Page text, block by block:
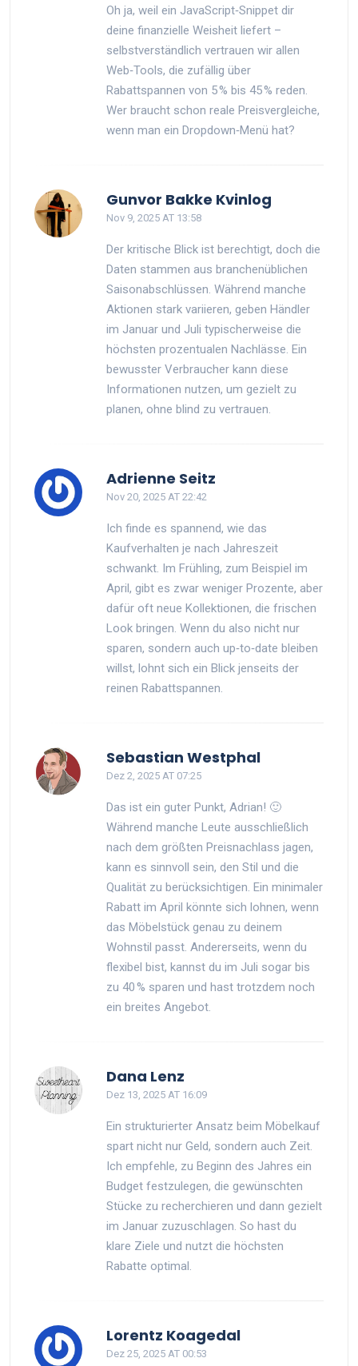
Oh ja, weil ein JavaScript‑Snippet dir
deine finanzielle Weisheit liefert –
selbstverständlich vertrauen wir allen
Web‑Tools, die zufällig über
Rabattspannen von 5 % bis 45 % reden.
Wer braucht schon reale Preisvergleiche,
wenn man ein Dropdown‑Menü hat?
Gunvor Bakke Kvinlog
Nov 9, 2025 AT 13:58
Der kritische Blick ist berechtigt, doch die
Daten stammen aus branchenüblichen
Saisonabschlüssen. Während manche
Aktionen stark variieren, geben Händler
im Januar und Juli typischerweise die
höchsten prozentualen Nachlässe. Ein
bewusster Verbraucher kann diese
Informationen nutzen, um gezielt zu
planen, ohne blind zu vertrauen.
Adrienne Seitz
Nov 20, 2025 AT 22:42
Ich finde es spannend, wie das
Kaufverhalten je nach Jahreszeit
schwankt. Im Frühling, zum Beispiel im
April, gibt es zwar weniger Prozente, aber
dafür oft neue Kollektionen, die frischen
Look bringen. Wenn du also nicht nur
sparen, sondern auch up‑to‑date bleiben
willst, lohnt sich ein Blick jenseits der
reinen Rabattspannen.
Sebastian Westphal
Dez 2, 2025 AT 07:25
Das ist ein guter Punkt, Adrian! 🙂
Während manche Leute ausschließlich
nach dem größten Preisnachlass jagen,
kann es sinnvoll sein, den Stil und die
Qualität zu berücksichtigen. Ein minimaler
Rabatt im April könnte sich lohnen, wenn
das Möbelstück genau zu deinem
Wohnstil passt. Andererseits, wenn du
flexibel bist, kannst du im Juli sogar bis
zu 40 % sparen und hast trotzdem noch
ein breites Angebot.
Dana Lenz
Dez 13, 2025 AT 16:09
Ein strukturierter Ansatz beim Möbelkauf
spart nicht nur Geld, sondern auch Zeit.
Ich empfehle, zu Beginn des Jahres ein
Budget festzulegen, die gewünschten
Stücke zu recherchieren und dann gezielt
im Januar zuzuschlagen. So hast du
klare Ziele und nutzt die höchsten
Rabatte optimal.
Lorentz Koagedal
Dez 25, 2025 AT 00:53